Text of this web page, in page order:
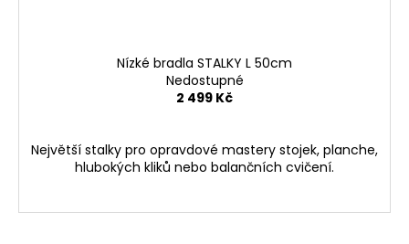
Nízké bradla STALKY L 50cm
Nedostupné
2 499 Kč
Největší stalky pro opravdové mastery stojek, planche,
hlubokých kliků nebo balančních cvičení.